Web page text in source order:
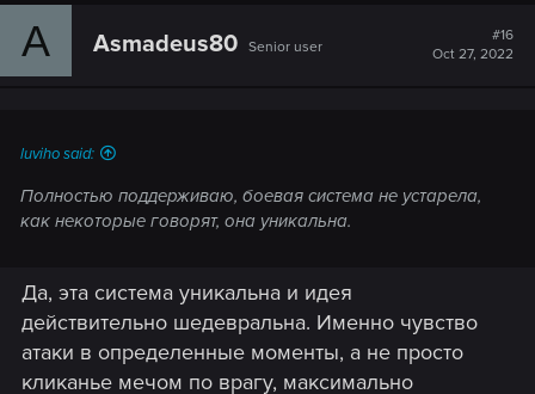
c
A Asmadeus80 Senior user
#16
Oct 27, 2022
luviho said:
Полностью поддерживаю, боевая система не устарела,
как некоторые говорят, она уникальна.
Да, эта система уникальна и идея
действительно шедевральна. Именно чувство
атаки в определенные моменты, а не просто
кликанье мечом по врагу, максимально